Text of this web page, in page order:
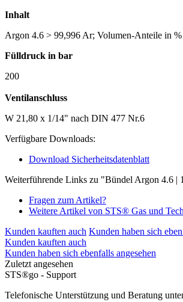
Inhalt
Argon 4.6 > 99,996 Ar; Volumen-Anteile in %
Fülldruck in bar
200
Ventilanschluss
W 21,80 x 1/14" nach DIN 477 Nr.6
Verfügbare Downloads:
Download Sicherheitsdatenblatt
Weiterführende Links zu "Bündel Argon 4.6 |
Fragen zum Artikel?
Weitere Artikel von STS® Gas und
Kunden kauften auch Kunden haben sich
Kunden kauften auch
Kunden haben sich ebenfalls angesehen
Zuletzt angesehen
STS®go - Support
Telefonische Unterstützung und Beratung